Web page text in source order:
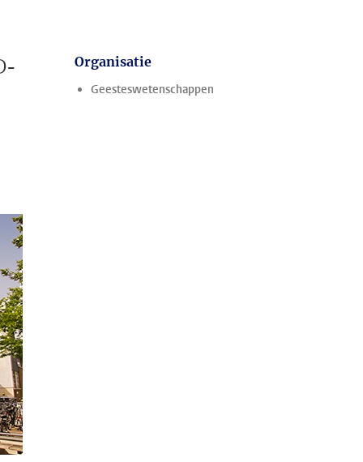
Organisatie
Geesteswetenschappen